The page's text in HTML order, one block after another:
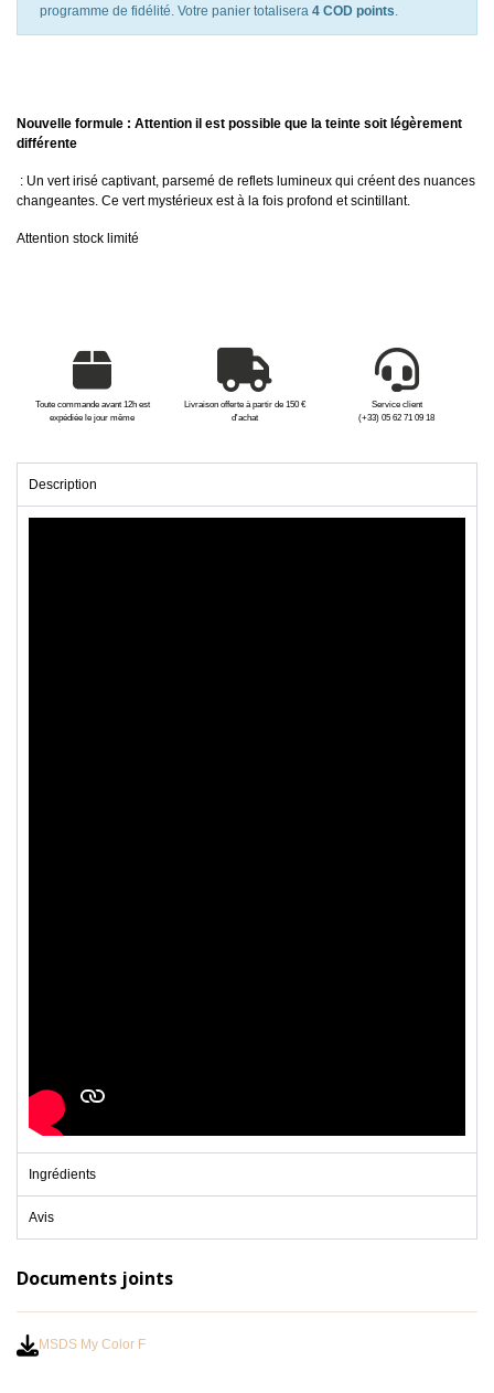
programme de fidélité. Votre panier totalisera 4 COD points.
Nouvelle formule : Attention il est possible que la teinte soit légèrement
différente
: Un vert irisé captivant, parsemé de reflets lumineux qui créent des nuances
changeantes. Ce vert mystérieux est à la fois profond et scintillant.
Attention stock limité
Toute commande avant 12h est
expédiée le jour même
Livraison offerte à partir de 150 €
d'achat
Service client
(+33) 05 62 71 09 18
Description
Ingrédients
Avis
Documents joints
MSDS My Color F